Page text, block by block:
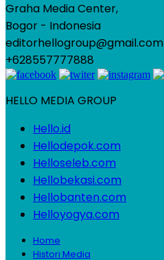
Graha Media Center,
Bogor - Indonesia
editorhellogroup@gmail.com
+628557777888
HELLO MEDIA GROUP
Hello.id
Hellodepok.com
Helloseleb.com
Hellobekasi.com
Hellobanten.com
Helloyogya.com
Home
Histori Media